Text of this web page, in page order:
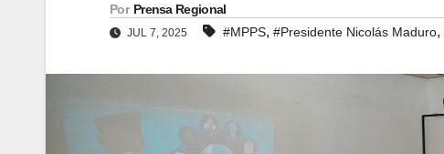
Por Prensa Regional
JUL 7, 2025 #MPPS, #Presidente Nicolás Maduro,